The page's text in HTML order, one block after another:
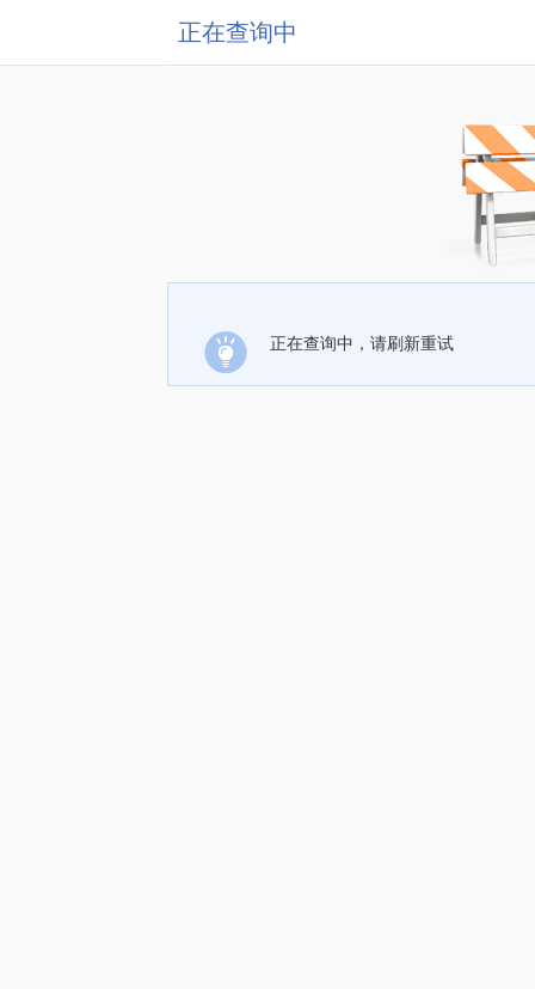
正在查询中
正在查询中，请刷新重试